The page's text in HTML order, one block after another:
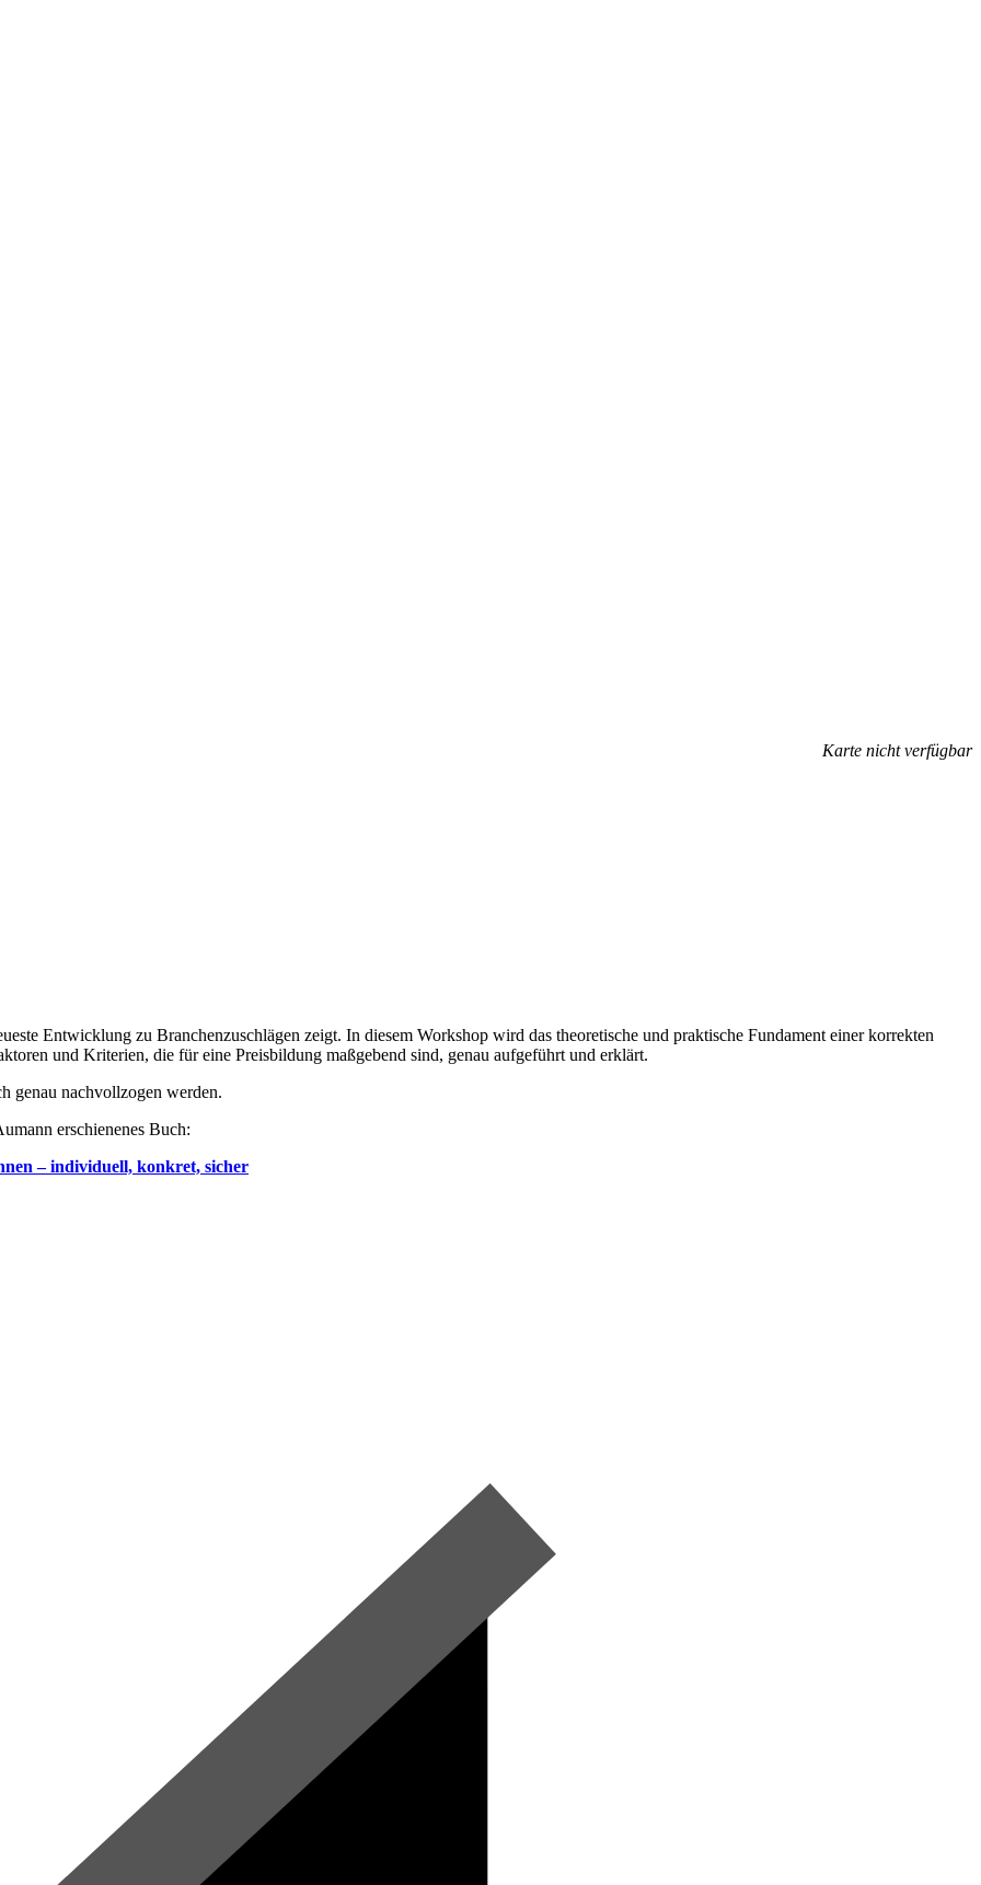
Karte nicht verfügbar
Entwicklung zu Branchenzuschlägen zeigt. In diesem Workshop wird das theoretische und praktische Fundament einer korrekten
und Kriterien, die für eine Preisbildung maßgebend sind, genau aufgeführt und erklärt.
genau nachvollzogen werden.
erschienenes Buch:
– individuell, konkret, sicher